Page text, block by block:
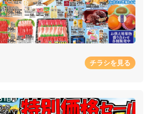
チラシを見る